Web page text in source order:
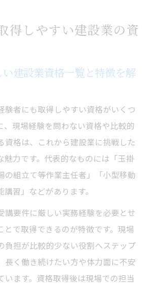
得しやすい建設業の資
建設業資格一覧と特徴を解
験者にも取得しやすい資格がいくつ
、現場経験を問わない資格や比較的
資格は、これから建設業に挑戦した
魅力です。代表的なものには「玉掛
の組立て等作業主任者」「小型移動
習」などがあります。
講要件に厳しい実務経験を必要とせ
とで取得できるのが特徴です。現場
負担が比較的少ない役割へステップ
長く働き続けたい方や体力面に不安
います。資格取得後は現場での担当